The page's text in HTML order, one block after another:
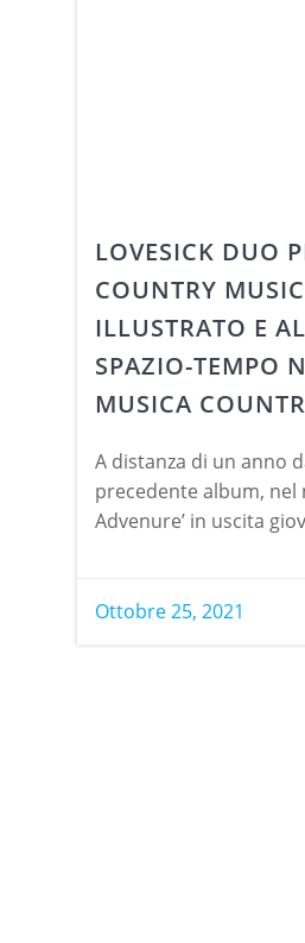
LOVESICK DUO
COUNTRY
ILLUSTRATO E
SPAZIO-TEMPO
MUSICA
A distanza di un anno
precedente album, nel
Advenure’ in uscita
Ottobre 25, 2021